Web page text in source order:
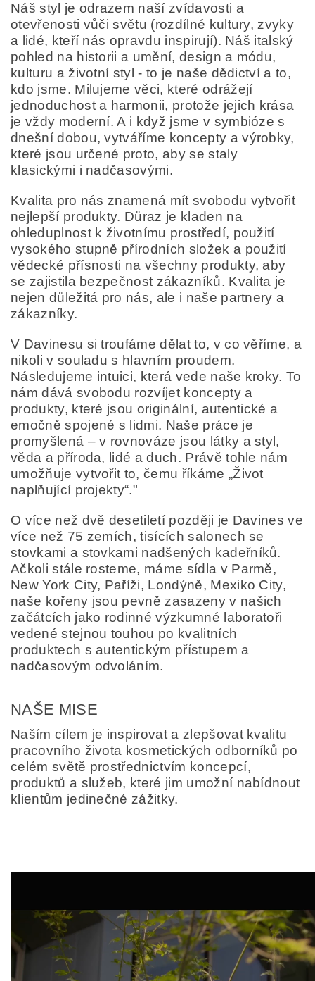
Náš styl je odrazem naší zvídavosti a
otevřenosti vůči světu (rozdílné kultury, zvyky
a lidé, kteří nás opravdu inspirují). Náš italský
pohled na historii a umění, design a módu,
kulturu a životní styl - to je naše dědictví a to,
kdo jsme. Milujeme věci, které odrážejí
jednoduchost a harmonii, protože jejich krása
je vždy moderní. A i když jsme v symbióze s
dnešní dobou, vytváříme koncepty a výrobky,
které jsou určené proto, aby se staly
klasickými i nadčasovými.
Kvalita pro nás znamená mít svobodu vytvořit
nejlepší produkty. Důraz je kladen na
ohleduplnost k životnímu prostředí, použití
vysokého stupně přírodních složek a použití
vědecké přísnosti na všechny produkty, aby
se zajistila bezpečnost zákazníků. Kvalita je
nejen důležitá pro nás, ale i naše partnery a
zákazníky.
V Davinesu si troufáme dělat to, v co věříme, a
nikoli v souladu s hlavním proudem.
Následujeme intuici, která vede naše kroky. To
nám dává svobodu rozvíjet koncepty a
produkty, které jsou originální, autentické a
emočně spojené s lidmi. Naše práce je
promyšlená – v rovnováze jsou látky a styl,
věda a příroda, lidé a duch. Právě tohle nám
umožňuje vytvořit to, čemu říkáme „Život
naplňující projekty“."
O více než dvě desetiletí později je Davines ve
více než 75 zemích, tisících salonech se
stovkami a stovkami nadšených kadeřníků.
Ačkoli stále rosteme, máme sídla v Parmě,
New York City, Paříži, Londýně, Mexiko City,
naše kořeny jsou pevně zasazeny v našich
začátcích jako rodinné výzkumné laboratoři
vedené stejnou touhou po kvalitních
produktech s autentickým přístupem a
nadčasovým odvoláním.
NAŠE MISE
Naším cílem je inspirovat a zlepšovat kvalitu
pracovního života kosmetických odborníků po
celém světě prostřednictvím koncepcí,
produktů a služeb, které jim umožní nabídnout
klientům jedinečné zážitky.